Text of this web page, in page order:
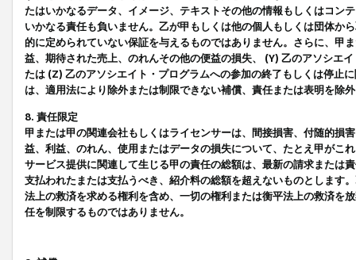
たはいかなるデータ、イメージ、テキストその他の情報もしくはコン
いかなる責任も負いません。乙が甲もしくは他の個人もしくは団体か
的に定められていない保証を与えるものではありません。さらに、甲
益、期待された売上、のれんその他の便益の損失、 (Y) 乙のアソシエ
たは (Z) 乙のアソシエイト・プログラムへの参加の終了もしくは停止
は、適用法により除外または制限できない補償、責任または表明を除
8. 責任限定
甲または甲の関連会社もしくはライセンサーは、間接損害、付随的損
益、利益、のれん、使用またはデータの損失について、たとえ甲がこ
サービス提供に関連して生じる甲の責任の総額は、最新の請求または
支払われたまたは支払うべき、紹介料の総額を超えないものとします
法上の救済を求める権利を含め、一切の権利または衡平法上の救済を
任を制限するものではありません。